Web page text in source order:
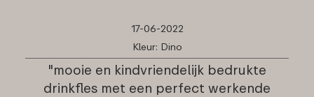
17-06-2022
Kleur: Dino
"mooie en kindvriendelijk bedrukte
drinkfles met een perfect werkende